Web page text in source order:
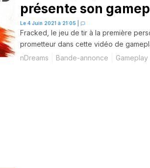
présente son
Le 4 Juin 2021 à 21:05
Fracked, le jeu de tir à la première
prometteur dans cette vidéo de
nDreams
Bande-annonce Gameplay